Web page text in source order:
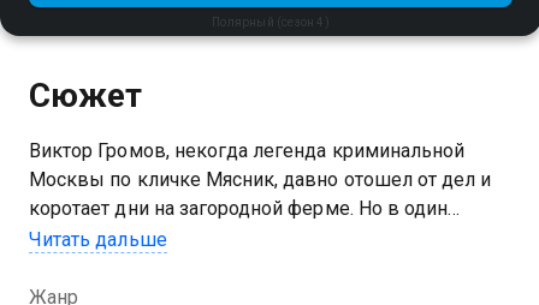
Полярный (сезон 4)
Сюжет
Виктор Громов, некогда легенда криминальной
Москвы по кличке Мясник, давно отошел от дел и
коротает дни на загородной ферме. Но в один
прекрасный день на ферме появляются его бывшие
– Витя должен передержать на своем банковском
Читать дальше
Жанр